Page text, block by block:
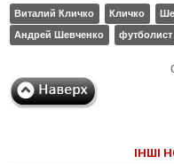
Виталий Кличко Кличко
Андрей Шевченко
футболист
ІНШІ